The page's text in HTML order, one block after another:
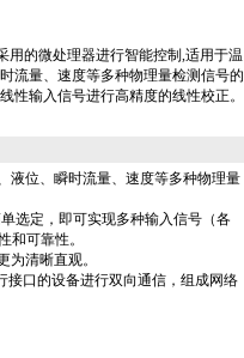
用的微处理器进行智能控制,适用于温
流量、速度等多种物理量检测信号的
性输入信号进行高精度的线性校正。
液位、瞬时流量、速度等多种物理量
选定，即可实现多种输入信号（各
和可靠性。
清晰直观。
接口的设备进行双向通信，组成网络